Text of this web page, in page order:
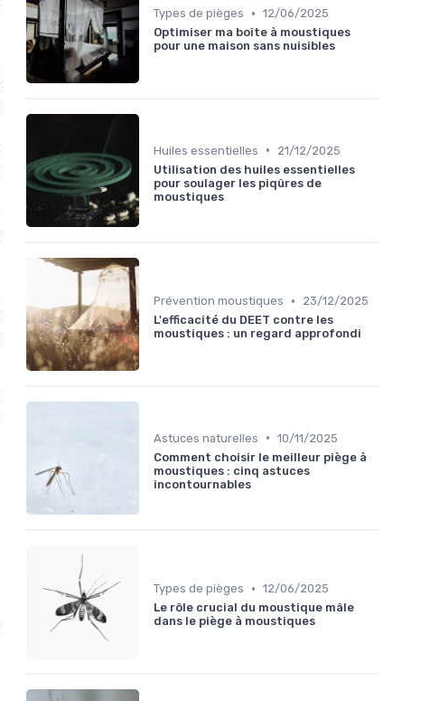
Types de pièges • 12/06/2025
Optimiser ma boîte à moustiques
pour une maison sans nuisibles
Huiles essentielles •
21/12/2025
Utilisation des huiles essentielles
pour soulager les piqûres de
moustiques
Prévention moustiques •
23/12/2025
L'efficacité du DEET contre les
moustiques : un regard approfondi
Astuces naturelles • 10/11/2025
Comment choisir le meilleur piège à
moustiques : cinq astuces
incontournables
Types de pièges • 12/06/2025
Le rôle crucial du moustique mâle
dans le piège à moustiques